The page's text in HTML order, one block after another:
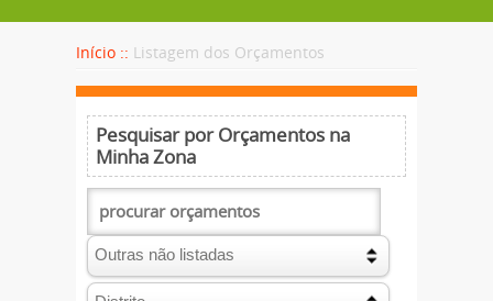
Início :: Listagem dos Orçamentos
Pesquisar por Orçamentos na
Minha Zona